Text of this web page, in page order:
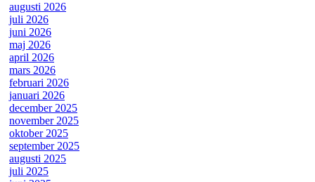
augusti 2026
juli 2026
juni 2026
maj 2026
april 2026
mars 2026
februari 2026
januari 2026
december 2025
november 2025
oktober 2025
september 2025
augusti 2025
juli 2025